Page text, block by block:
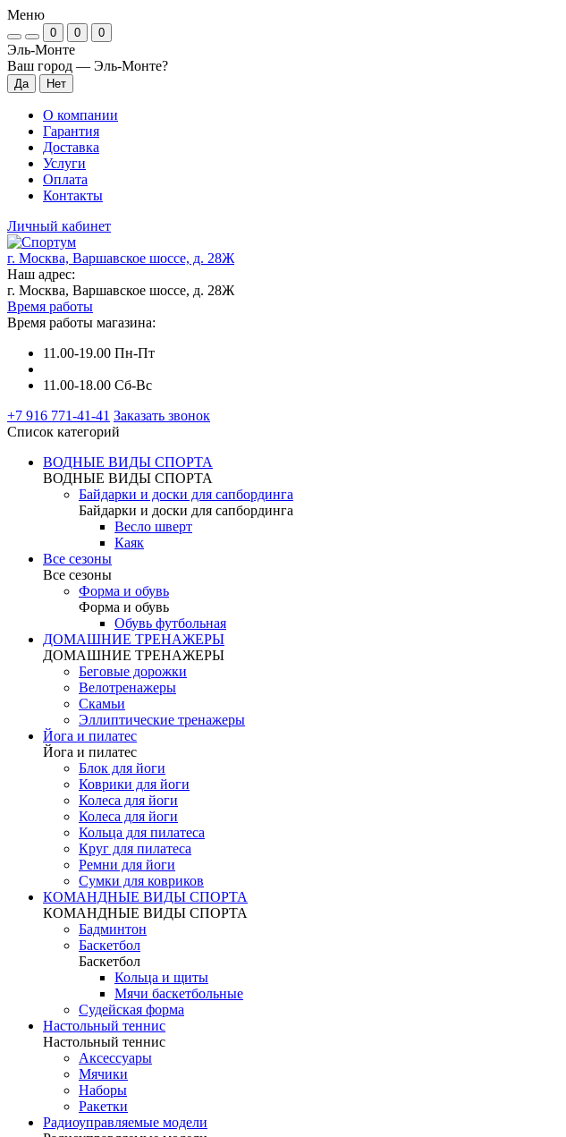
Меню
0 0 0
Эль-Монте
Ваш город — Эль-Монте?
О компании
Гарантия
Доставка
Услуги
Оплата
Контакты
Личный кабинет
г. Москва, Варшавское шоссе, д. 28Ж
Наш адрес:
г. Москва, Варшавское шоссе, д. 28Ж
Время работы
Время работы магазина:
11.00-19.00 Пн-Пт
11.00-18.00 Сб-Вс
+7 916 771-41-41 Заказать звонок
Список категорий
ВОДНЫЕ ВИДЫ СПОРТА
ВОДНЫЕ ВИДЫ СПОРТА
Байдарки и доски для сапбординга
Байдарки и доски для сапбординга
Весло шверт
Каяк
Все сезоны
Все сезоны
Форма и обувь
Форма и обувь
Обувь футбольная
ДОМАШНИЕ ТРЕНАЖЕРЫ
ДОМАШНИЕ ТРЕНАЖЕРЫ
Беговые дорожки
Велотренажеры
Скамьи
Эллиптические тренажеры
Йога и пилатес
Йога и пилатес
Блок для йоги
Коврики для йоги
Колеса для йоги
Колеса для йоги
Кольца для пилатеса
Круг для пилатеса
Ремни для йоги
Сумки для ковриков
КОМАНДНЫЕ ВИДЫ СПОРТА
КОМАНДНЫЕ ВИДЫ СПОРТА
Бадминтон
Баскетбол
Баскетбол
Кольца и щиты
Мячи баскетбольные
Судейская форма
Настольный теннис
Настольный теннис
Аксессуары
Мячики
Наборы
Ракетки
Радиоуправляемые модели